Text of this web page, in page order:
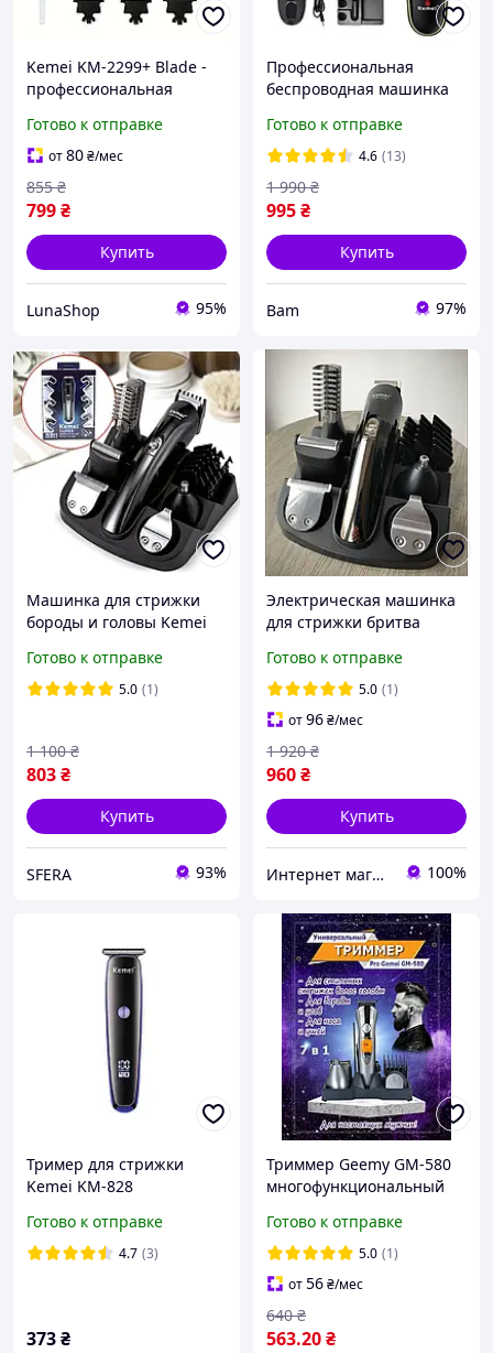
Kemei KM-2299+ Blade -
профессиональная
для стрижки с 3
насадками (1200 мАч,
USB-зарядка,
нержавеющие лезвия)
Готово к отправке
от80₴/мес
799₴
855 ₴
Купить
LunaShop 95%
Профессиональная
беспроводная машинка
стрижки волос 5в1с USB и
LED-дисплеем 5вт
Черный tet
Готово к отправке
4.6 (13)
995₴
1 990 ₴
Купить
Bam 97%
Машинка для стрижки
бороды и головы Kemei
стрижки носа бритья ус
Универсальный триммер
Готово к отправке
5.0 (1)
803₴
1 100 ₴
Купить
SFERA 93%
Электрическая машинка
для стрижки бритва
профессиональный
набор для мужской
стрижки PCT
Готово к отправке
5.0 (1)
от96₴/мес
960₴
1 920 ₴
Купить
Интернет магазин «Electro Dream» 🛒 Компетентность! Качество товара! Быстрая отправка! ✅ 100%
Тример для стрижки
Kemei KM-828
Готово к отправке
4.7 (3)
373₴
Триммер Geemy GM-580
многофункциональный
машинка для стрижки
волос и бороды
Готово к отправке
5.0 (1)
от56₴/мес
563.20₴
640 ₴